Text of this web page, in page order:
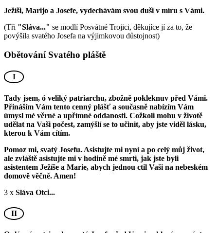
Ježíši, Marijo a Josefe, vydechávám svou duši v míru s Vámi.
(Tři "Sláva..." se modlí Posvátné Trojici, děkujíce jí za to, že
povýšila svatého Josefa na výjimkovou důstojnost)
Obětování Svatého pláště
I
Tady jsem, ó veliký patriarchu, zbožně pokleknuv před Vámi.
Přináším Vám tento cenný plášť a současně nabízím Vám
úmysl mé věrné a upřímné oddanosti. Cožkoli mohu v životě
udělat na Vaši počest, zamýšlí se to učinit, aby jste viděl lásku,
kterou k Vám cítím.
Pomoz mi, svatý Josefu. Asistujte mi nyní a po celý můj život,
ale zvláště asistujte mi v hodině mé smrti, jak jste byli
asistentem Ježíše a Marie, abych jednou ctil Vaši na nebeském
domově věčně. Amen!
3 x Sláva Otci...
II